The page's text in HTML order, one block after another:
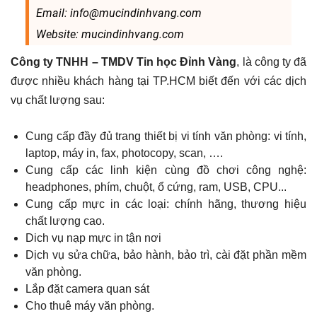
Email: info@mucindinhvang.com
Website: mucindinhvang.com
Công ty TNHH – TMDV Tin học Đỉnh Vàng, là công ty đã
được nhiều khách hàng tại TP.HCM biết đến với các dịch
vụ chất lượng sau:
Cung cấp đầy đủ trang thiết bị vi tính văn phòng: vi tính,
laptop, máy in, fax, photocopy, scan, ….
Cung cấp các linh kiện cùng đồ chơi công nghệ:
headphones, phím, chuột, ổ cứng, ram, USB, CPU...
Cung cấp mực in các loại: chính hãng, thương hiệu
chất lượng cao.
Dich vụ nạp mực in tận nơi
Dịch vụ sửa chữa, bảo hành, bảo trì, cài đặt phần mềm
văn phòng.
Lắp đặt camera quan sát
Cho thuê máy văn phòng.